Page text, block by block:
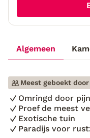
Algemeen
Meest geboekt
Omringd door
Proef de meest
Exotische tuin
Paradijs voor